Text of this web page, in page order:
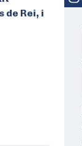
de Rei, i